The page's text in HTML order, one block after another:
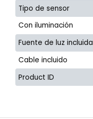
Tipo de sensor
Con iluminación
Fuente de luz incluida
Cable incluido
Product ID